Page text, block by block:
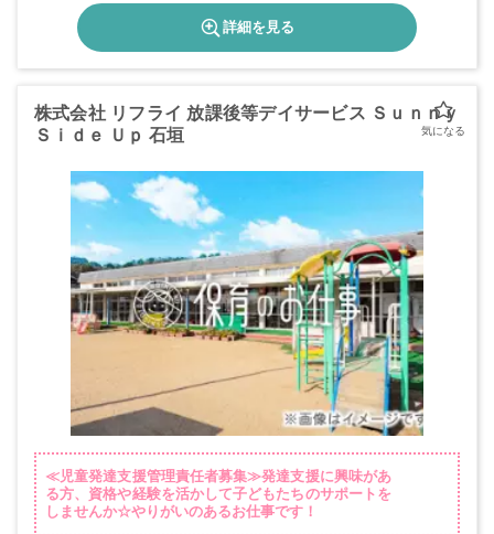
詳細を見る
株式会社 リフライ 放課後等デイサービス Ｓｕｎｎｙ
Ｓｉｄｅ Ｕｐ 石垣
≪児童発達支援管理責任者募集≫発達支援に興味があ
る方、資格や経験を活かして子どもたちのサポートを
しませんか☆やりがいのあるお仕事です！